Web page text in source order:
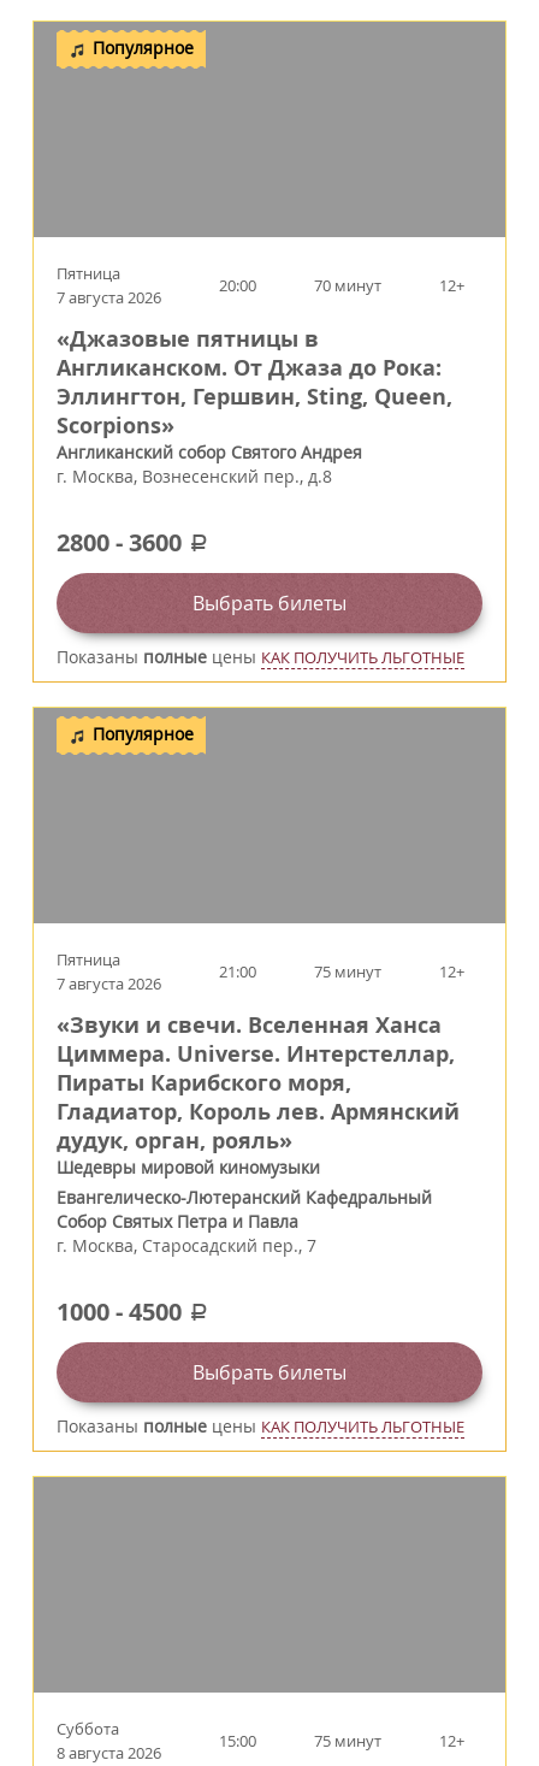
Популярное
Пятница
7 августа 2026
20:00 70 минут 12+
«Джазовые пятницы в
Англиканском. От Джаза до Рока:
Эллингтон, Гершвин, Sting, Queen,
Scorpions»
Англиканский собор Святого Андрея
г. Москва, Вознесенский пер., д.8
2800-3600 a
Выбрать билеты
Показаны полные цены КАК ПОЛУЧИТЬ ЛЬГОТНЫЕ
Популярное
Пятница
7 августа 2026
21:00 75 минут 12+
«Звуки и свечи. Вселенная Ханса
Циммера. Universe. Интерстеллар,
Пираты Карибского моря,
Гладиатор, Король лев. Армянский
дудук, орган, рояль»
Шедевры мировой киномузыки
Евангелическо-Лютеранский Кафедральный
Собор Святых Петра и Павла
г. Москва, Старосадский пер., 7
1000-4500 a
Выбрать билеты
Показаны полные цены КАК ПОЛУЧИТЬ ЛЬГОТНЫЕ
Суббота
8 августа 2026
15:00 75 минут 12+